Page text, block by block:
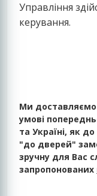
Управління
керування.
Ми
умові
та Україні, як
"до дверей"
зручну для Вас
запропонованих